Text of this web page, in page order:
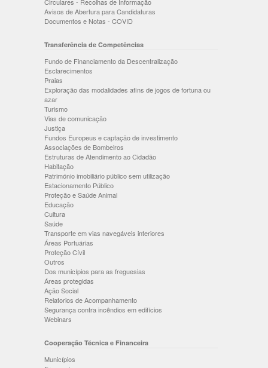
Avisos de Abertura para Candidaturas
Documentos e Notas - COVID
Transferência de Competências
Fundo de Financiamento da Descentralização
Esclarecimentos
Praias
Exploração das modalidades afins de jogos de fortuna ou
azar
Turismo
Vias de comunicação
Justiça
Fundos Europeus e captação de investimento
Associações de Bombeiros
Estruturas de Atendimento ao Cidadão
Habitação
Património imobiliário público sem utilização
Estacionamento Público
Proteção e Saúde Animal
Educação
Cultura
Saúde
Transporte em vias navegáveis interiores
Áreas Portuárias
Proteção Cívil
Outros
Dos municípios para as freguesias
Áreas protegidas
Ação Social
Relatorios de Acompanhamento
Segurança contra incêndios em edifícios
Webinars
Cooperação Técnica e Financeira
Municípios